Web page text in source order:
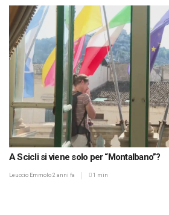
A Scicli si viene solo per “Montalbano”?
Leuccio Emmolo 2 anni fa 1 min